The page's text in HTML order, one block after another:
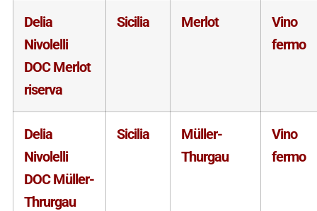
Delia
Nivolelli
DOC Merlot
riserva
Sicilia Merlot
Vino
fermo
Delia
Nivolelli
DOC Müller-
Thrurgau
Sicilia
Müller-
Thurgau
Vino
fermo